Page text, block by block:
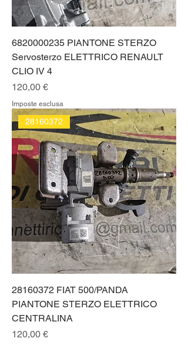
6820000235 PIANTONE STERZO
Servosterzo ELETTRICO RENAULT
CLIO IV 4
Prezzo
120,00 €
Imposte esclusa
28160372
28160372 FIAT 500/PANDA
PIANTONE STERZO ELETTRICO
CENTRALINA
Prezzo
120,00 €